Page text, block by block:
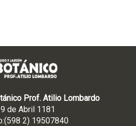
Prof. Atilio Lombardo
de Abril 1181
2) 19507840